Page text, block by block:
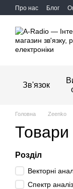
Перейти до
Про нас Блог
Зв'язок
Головна Zeenko
Розділ
Векторні
Спектр